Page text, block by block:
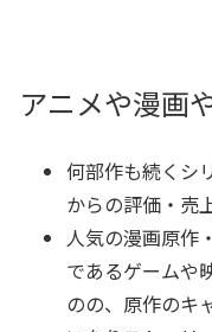
アニメや漫画
何部作も続くシ
からの評価・売
人気の漫画原作
であるゲームや
のの、原作のキ